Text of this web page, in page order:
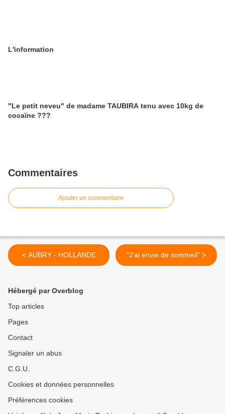
L'information
"Le petit neveu" de madame TAUBIRA tenu avec 10kg de
cocaïne ???
Commentaires
Ajouter un commentaire
< AUBRY - HOLLANDE "J'ai envie de sommeil" >
Hébergé par Overblog
Top articles
Pages
Contact
Signaler un abus
C.G.U.
Cookies et données personnelles
Préférences cookies